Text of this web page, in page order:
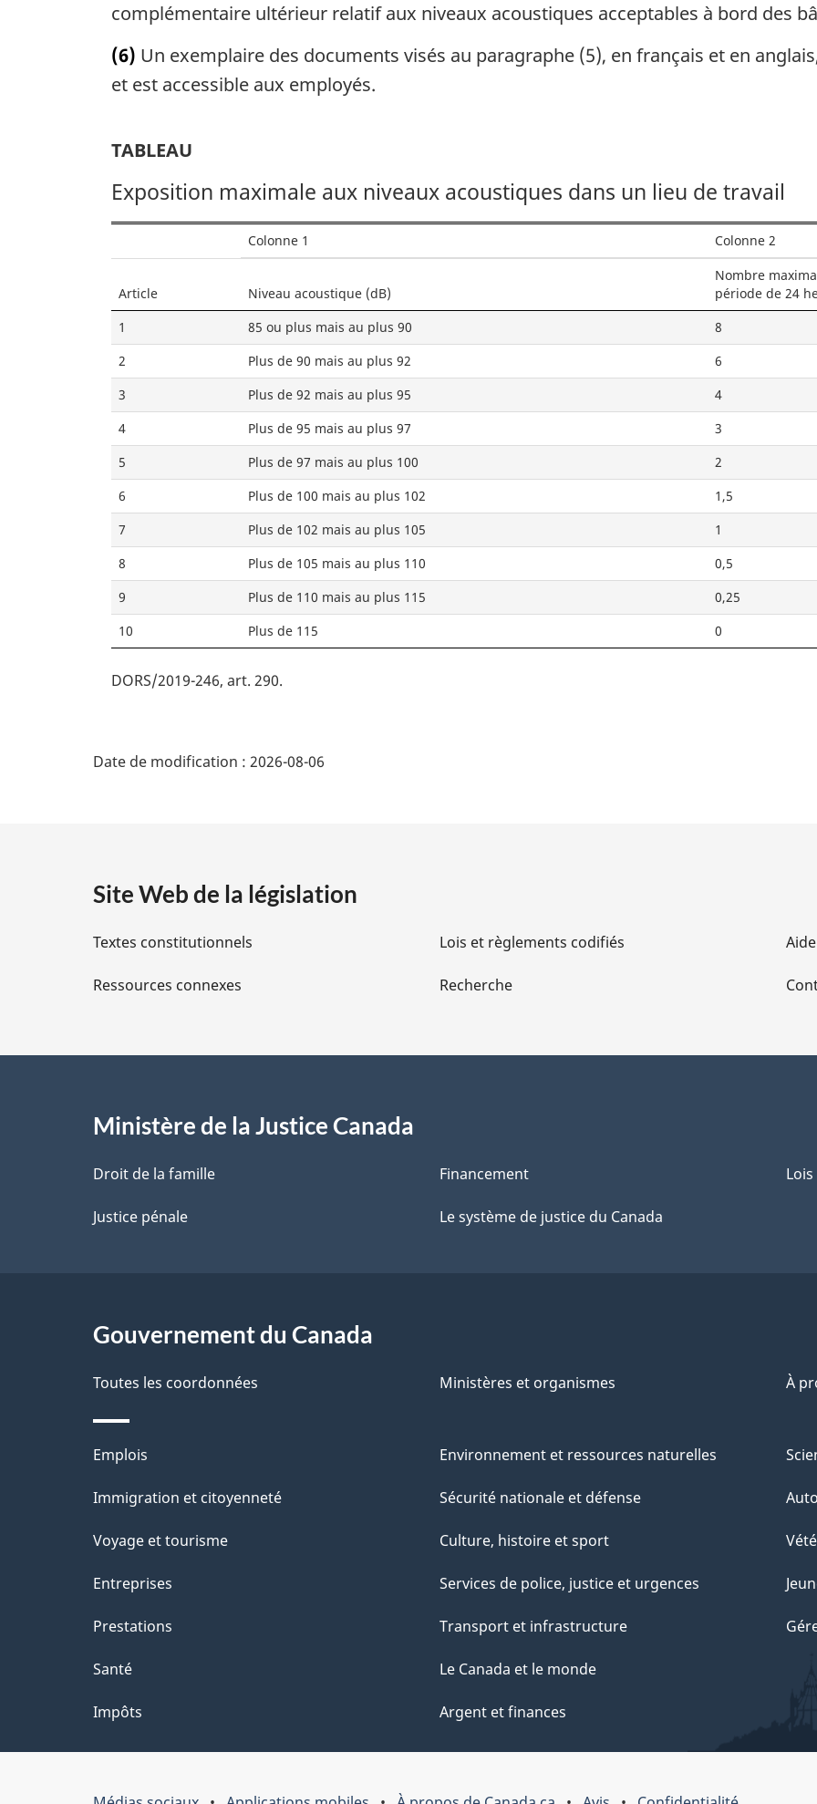
complémentaire ultérieur relatif aux niveaux acoustiques acceptables à bord des
(6) Un exemplaire des documents visés au paragraphe (5), en français et en
et est accessible aux employés.
TABLEAU
Exposition maximale aux niveaux acoustiques dans un lieu de travail
Colonne 1 Colonne 2
Article Niveau acoustique (dB)
Nombre
période de 24
1
85 ou plus mais au plus 90
8
2
Plus de 90 mais au plus 92
6
3
Plus de 92 mais au plus 95
4
4
Plus de 95 mais au plus 97
3
5
Plus de 97 mais au plus 100
2
6
Plus de 100 mais au plus 102
1,5
7
Plus de 102 mais au plus 105
1
8
Plus de 105 mais au plus 110
0,5
9
Plus de 110 mais au plus 115
0,25
10
Plus de 115 0
DORS/2019-246, art. 290
i
l
s
l
a
p
e
Date de modification : 2026-08-06
Site Web de la législation
Textes constitutionnels
Ressources connexes
Lois et règlements codifiés
Recherche
Aide
Ministère de la Justice Canada
Droit de la famille
Justice pénale
Financement
Le système de justice du Canada
Lois
Gouvernement du Canada
Toutes les coordonnées Ministères et organismes À
Thèmes
et
Emplois
Immigration et citoyenneté
Voyage et tourisme
Entreprises
Prestations
Santé
Impôts
Environnement et ressources naturelles
Sécurité nationale et défense
Culture, histoire et sport
Services de police, justice et urgences
Transport et infrastructure
Le Canada et le monde
Argent et finances